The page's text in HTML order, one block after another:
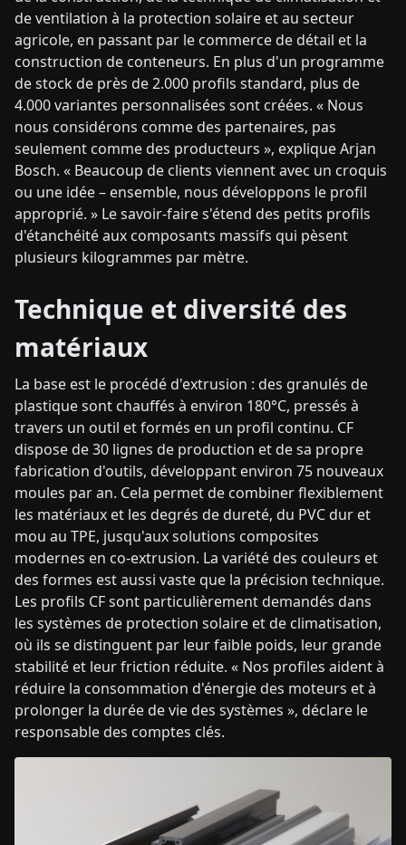
de ventilation à la protection solaire et au secteur
agricole, en passant par le commerce de détail et la
construction de conteneurs. En plus d'un programme
de stock de près de 2.000 profils standard, plus de
4.000 variantes personnalisées sont créées. « Nous
nous considérons comme des partenaires, pas
seulement comme des producteurs », explique Arjan
Bosch. « Beaucoup de clients viennent avec un croquis
ou une idée – ensemble, nous développons le profil
approprié. » Le savoir-faire s'étend des petits profils
d'étanchéité aux composants massifs qui pèsent
plusieurs kilogrammes par mètre.
Technique et diversité des
matériaux
La base est le procédé d'extrusion : des granulés de
plastique sont chauffés à environ 180°C, pressés à
travers un outil et formés en un profil continu. CF
dispose de 30 lignes de production et de sa propre
fabrication d'outils, développant environ 75 nouveaux
moules par an. Cela permet de combiner flexiblement
les matériaux et les degrés de dureté, du PVC dur et
mou au TPE, jusqu'aux solutions composites
modernes en co-extrusion. La variété des couleurs et
des formes est aussi vaste que la précision technique.
Les profils CF sont particulièrement demandés dans
les systèmes de protection solaire et de climatisation,
où ils se distinguent par leur faible poids, leur grande
stabilité et leur friction réduite. « Nos profiles aident à
réduire la consommation d'énergie des moteurs et à
prolonger la durée de vie des systèmes », déclare le
responsable des comptes clés.